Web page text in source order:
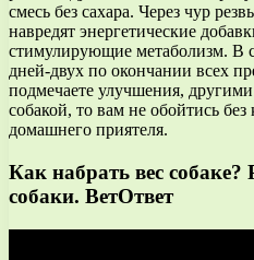
смесь без сахара. Через чур
навредят энергетические
стимулирующие метаболизм. В
дней-двух по окончании всех
подмечаете улучшения,
собакой, то вам не обойтись
домашнего приятеля.
Как набрать вес собаке?
собаки. ВетОтвет